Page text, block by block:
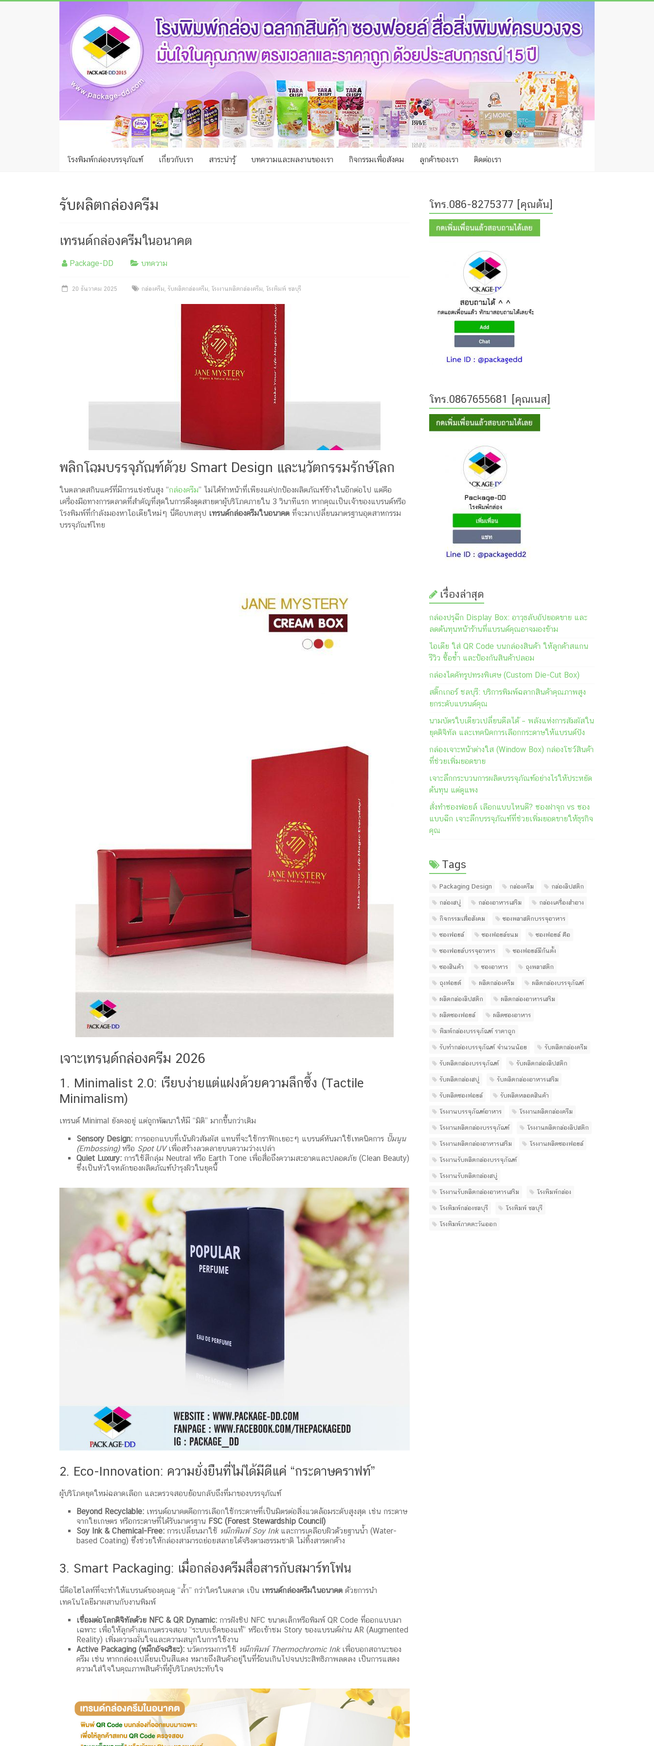
โรง
พิมพ์
กล่อง
ชลบุรี
โรงงาน
ผลิต
รับ
กล่อง
บรรจุ
ภัณฑ์
ฉลาก
ผลิต
สบู่
Packaging
Design
รับ
โรงพิมพ์กล่องบรรจุภัณฑ์ เกี่ยวกับเรา สาระน่ารู้ บทความและผลงานของเรา กิจกรรมเพื่อสังคม ลูกค้าของเรา ติดต่อเรา
รับผลิตกล่องครีม
เทรนด์กล่องครีมในอนาคต
Package-DD บทความ
20 ธันวาคม 2025 กล่องครีม, รับผลิตกล่องครีม, โรงงานผลิตกล่องครีม, โรงพิมพ์ ชลบุรี
พลิกโฉมบรรจุภัณฑ์ด้วย Smart Design และนวัตกรรมรักษ์โลก
ในตลาดสกินแคร์ที่มีการแข่งขันสูง “กล่องครีม” ไม่ได้ทำหน้าที่เพียงแค่ปกป้องผลิตภัณฑ์ข้างในอีกต่อไป แต่คือ
เครื่องมือทางการตลาดที่สำคัญที่สุดในการดึงดูดสายตาผู้บริโภคภายใน 3 วินาทีแรก หากคุณเป็นเจ้าของแบรนด์หรือ
โรงพิมพ์ที่กำลังมองหาไอเดียใหม่ๆ นี่คือบทสรุป เทรนด์กล่องครีมในอนาคต ที่จะมาเปลี่ยนมาตรฐานอุตสาหกรรม
บรรจุภัณฑ์ไทย
เจาะเทรนด์กล่องครีม 2026
1. Minimalist 2.0: เรียบง่ายแต่แฝงด้วยความลึกซึ้ง (Tactile
Minimalism)
เทรนด์ Minimal ยังคงอยู่ แต่ถูกพัฒนาให้มี “มิติ” มากขึ้นกว่าเดิม
Sensory Design: การออกแบบที่เน้นผิวสัมผัส แทนที่จะใช้กราฟิกเยอะๆ แบรนด์หันมาใช้เทคนิคการ ปั๊มนูน
(Embossing)หรือ Spot UVเพื่อสร้างลวดลายบนความว่างเปล่า
Quiet Luxury: การใช้สีกลุ่ม Neutral หรือ Earth Tone เพื่อสื่อถึงความสะอาดและปลอดภัย (Clean Beauty)
ซึ่งเป็นหัวใจหลักของผลิตภัณฑ์บำรุงผิวในยุคนี้
2. Eco-Innovation: ความยั่งยืนที่ไม่ได้มีดีแค่ “กระดาษคราฟท์”
ผู้บริโภคยุคใหม่ฉลาดเลือก และตรวจสอบย้อนกลับถึงที่มาของบรรจุภัณฑ์
Beyond Recyclable: เทรนด์อนาคตคือการเลือกใช้กระดาษที่เป็นมิตรต่อสิ่งแวดล้อมระดับสูงสุด เช่น กระดาษ
จากใยเกษตร หรือกระดาษที่ได้รับมาตรฐาน FSC (Forest Stewardship Council)
Soy Ink & Chemical-Free: การเปลี่ยนมาใช้ หมึกพิมพ์ Soy Inkและการเคลือบผิวด้วยฐานน้ำ (Water-
based Coating) ซึ่งช่วยให้กล่องสามารถย่อยสลายได้จริงตามธรรมชาติ ไม่ทิ้งสารตกค้าง
3. Smart Packaging: เมื่อกล่องครีมสื่อสารกับสมาร์ทโฟน
นี่คือไฮไลท์ที่จะทำให้แบรนด์ของคุณดู “ล้ำ” กว่าใครในตลาด เป็น เทรนด์กล่องครีมในอนาคต ด้วยการนำ
เทคโนโลยีมาผสานกับงานพิมพ์
เชื่อมต่อโลกดิจิทัลด้วย NFC & QR Dynamic: การฝังชิป NFC ขนาดเล็กหรือพิมพ์ QR Code ที่ออกแบบมา
เฉพาะ เพื่อให้ลูกค้าสแกนตรวจสอบ “ระบบเช็คของแท้” หรือเข้าชม Story ของแบรนด์ผ่าน AR (Augmented
Reality) เพิ่มความมั่นใจและความสนุกในการใช้งาน
Active Packaging (หมึกอัจฉริยะ): นวัตกรรมการใช้ หมึกพิมพ์ Thermochromic Inkเพื่อบอกสถานะของ
ครีม เช่น หากกล่องเปลี่ยนเป็นสีแดง หมายถึงสินค้าอยู่ในที่ร้อนเกินไปจนประสิทธิภาพลดลง เป็นการแสดง
ความใส่ใจในคุณภาพสินค้าที่ผู้บริโภคประทับใจ
โทร.086-8275377 [คุณต้น]
โทร.0867655681 [คุณเนส]
เรื่องล่าสุด
กล่องปรุฉีก Display Box: อาวุธลับอัปยอดขาย และ
ลดต้นทุนหน้าร้านที่แบรนด์คุณอาจมองข้าม
ไอเดีย ใส่ QR Code บนกล่องสินค้า ให้ลูกค้าสแกน
รีวิว ซื้อซ้ำ และป้องกันสินค้าปลอม
กล่องไดคัทรูปทรงพิเศษ (Custom Die-Cut Box)
สติ๊กเกอร์ ชลบุรี: บริการพิมพ์ฉลากสินค้าคุณภาพสูง
ยกระดับแบรนด์คุณ
นามบัตรใบเดียวเปลี่ยนดีลได้ – พลังแห่งการสัมผัสใน
ยุคดิจิทัล และเทคนิคการเลือกกระดาษให้แบรนด์ปัง
กล่องเจาะหน้าต่างใส (Window Box) กล่องโชว์สินค้า
ที่ช่วยเพิ่มยอดขาย
เจาะลึกกระบวนการผลิตบรรจุภัณฑ์อย่างไรให้ประหยัด
ต้นทุน แต่ดูแพง
สั่งทำซองฟอยล์ เลือกแบบไหนดี? ซองฝาจุก vs ซอง
แบบฉีก เจาะลึกบรรจุภัณฑ์ที่ช่วยเพิ่มยอดขายให้ธุรกิจ
คุณ
Tags
Packaging Design กล่องครีม กล่องลิปสติก
กล่องสบู่ กล่องอาหารเสริม กล่องเครื่องสำอาง
กิจกรรมเพื่อสังคม ซองพลาสติกบรรจุอาหาร
ซองฟอยล์ ซองฟอยล์ขนม ซองฟอยล์ คือ
ซองฟอยล์บรรจุอาหาร ซองฟอยล์มีก้นตั้ง
ซองสินค้า ซองอาหาร ถุงพลาสติก
ถุงฟอยด์ ผลิตกล่องครีม ผลิตกล่องบรรจุภัณฑ์
ผลิตกล่องลิปสติก ผลิตกล่องอาหารเสริม
ผลิตซองฟอยล์ ผลิตซองอาหาร
พิมพ์กล่องบรรจุภัณฑ์ ราคาถูก
รับทํากล่องบรรจุภัณฑ์ จํานวนน้อย รับผลิตกล่องครีม
รับผลิตกล่องบรรจุภัณฑ์ รับผลิตกล่องลิปสติก
รับผลิตกล่องสบู่ รับผลิตกล่องอาหารเสริม
รับผลิตซองฟอยล์ รับผลิตหลอดสินค้า
โรงงานบรรจุภัณฑ์อาหาร โรงงานผลิตกล่องครีม
โรงงานผลิตกล่องบรรจุภัณฑ์ โรงงานผลิตกล่องลิปสติก
โรงงานผลิตกล่องอาหารเสริม โรงงานผลิตซองฟอยล์
โรงงานรับผลิตกล่องบรรจุภัณฑ์
โรงงานรับผลิตกล่องสบู่
โรงงานรับผลิตกล่องอาหารเสริม โรงพิมพ์กล่อง
โรงพิมพ์กล่องชลบุรี โรงพิมพ์ ชลบุรี
โรงพิมพ์ภาคตะวันออก